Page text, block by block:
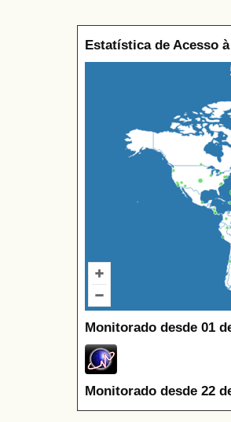
Estatística de Acesso à
Monitorado desde 01
Monitorado desde 22